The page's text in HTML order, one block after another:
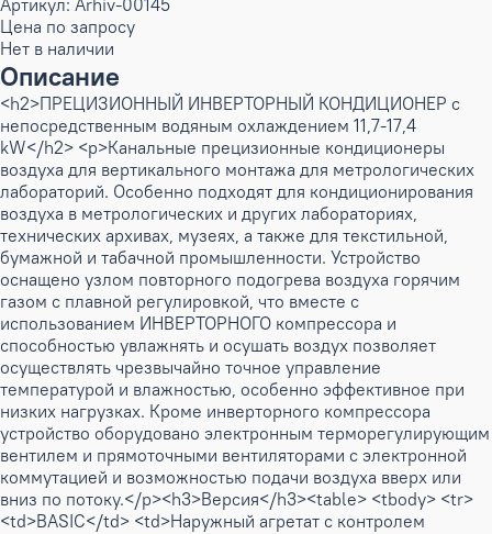
Артикул: Arhiv-00145
Цена по запросу
Нет в наличии
Описание
<h2>ПРЕЦИЗИОННЫЙ ИНВЕРТОРНЫЙ КОНДИЦИОНЕР с
непосредственным водяным охлаждением 11,7-17,4
kW</h2> <p>Канальные прецизионные кондиционеры
воздуха для вертикального монтажа для метрологических
лабораторий. Особенно подходят для кондиционирования
воздуха в метрологических и других лабораториях,
технических архивах, музеях, а также для текстильной,
бумажной и табачной промышленности. Устройство
оснащено узлом повторного подогрева воздуха горячим
газом с плавной регулировкой, что вместе с
использованием ИНВЕРТОРНОГО компрессора и
способностью увлажнять и осушать воздух позволяет
осуществлять чрезвычайно точное управление
температурой и влажностью, особенно эффективное при
низких нагрузках. Кроме инверторного компрессора
устройство оборудовано электронным терморегулирующим
вентилем и прямоточными вентиляторами с электронной
коммутацией и возможностью подачи воздуха вверх или
вниз по потоку.</p><h3>Версия</h3><table> <tbody> <tr>
<td>BASIC</td> <td>Наружный агретат с контролем